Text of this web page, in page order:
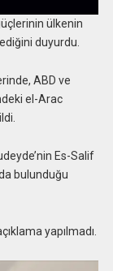
ülkenin
duyurdu.
ABD ve
el-Arac
Es-Salif
bulunduğu
yapılmadı.